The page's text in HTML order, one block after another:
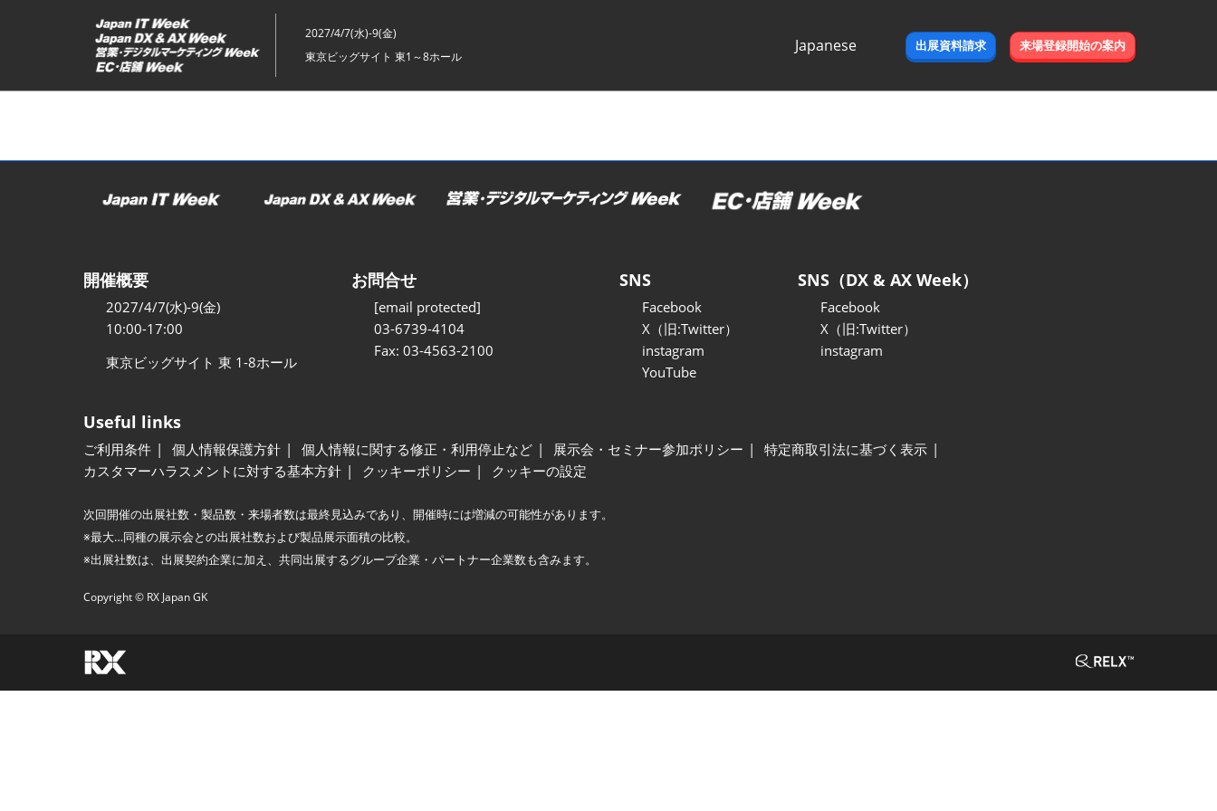
ッ
2027/4/7(水)-9(金)
東京ビッグサイト 東1～8ホール
Japanese
出展資料請求 来場登録開始の案内
開催概要
2027/4/7(水)-9(金)
10:00-17:00
東京ビッグサイト 東 1-8ホール
お問合せ
[email protected]
03-6739-4104
Fax: 03-4563-2100
SNS
Facebook
X（旧:Twitter）
instagram
YouTube
SNS（DX & AX Week）
Facebook
X（旧:Twitter）
instagram
Useful links
ご利用条件 個人情報保護方針 個人情報に関する修正・利用停止など 展示会・セミナー参加ポリシー
特定商取引法に基づく表示
カスタマーハラスメントに対する基本方針
クッキーポリシー クッキーの設定
次回開催の出展社数・製品数・来場者数は最終見込みであり、開催時には増減の可能性があります。
※最大…同種の展示会との出展社数および製品展示面積の比較。
※出展社数は、出展契約企業に加え、共同出展するグループ企業・パートナー企業数も含みます。
Copyright © RX Japan GK